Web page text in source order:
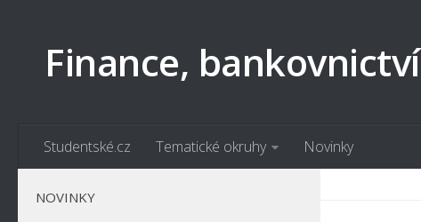
Finance, bankovnictví
Studentské.cz Tematické okruhy Novinky
NOVINKY